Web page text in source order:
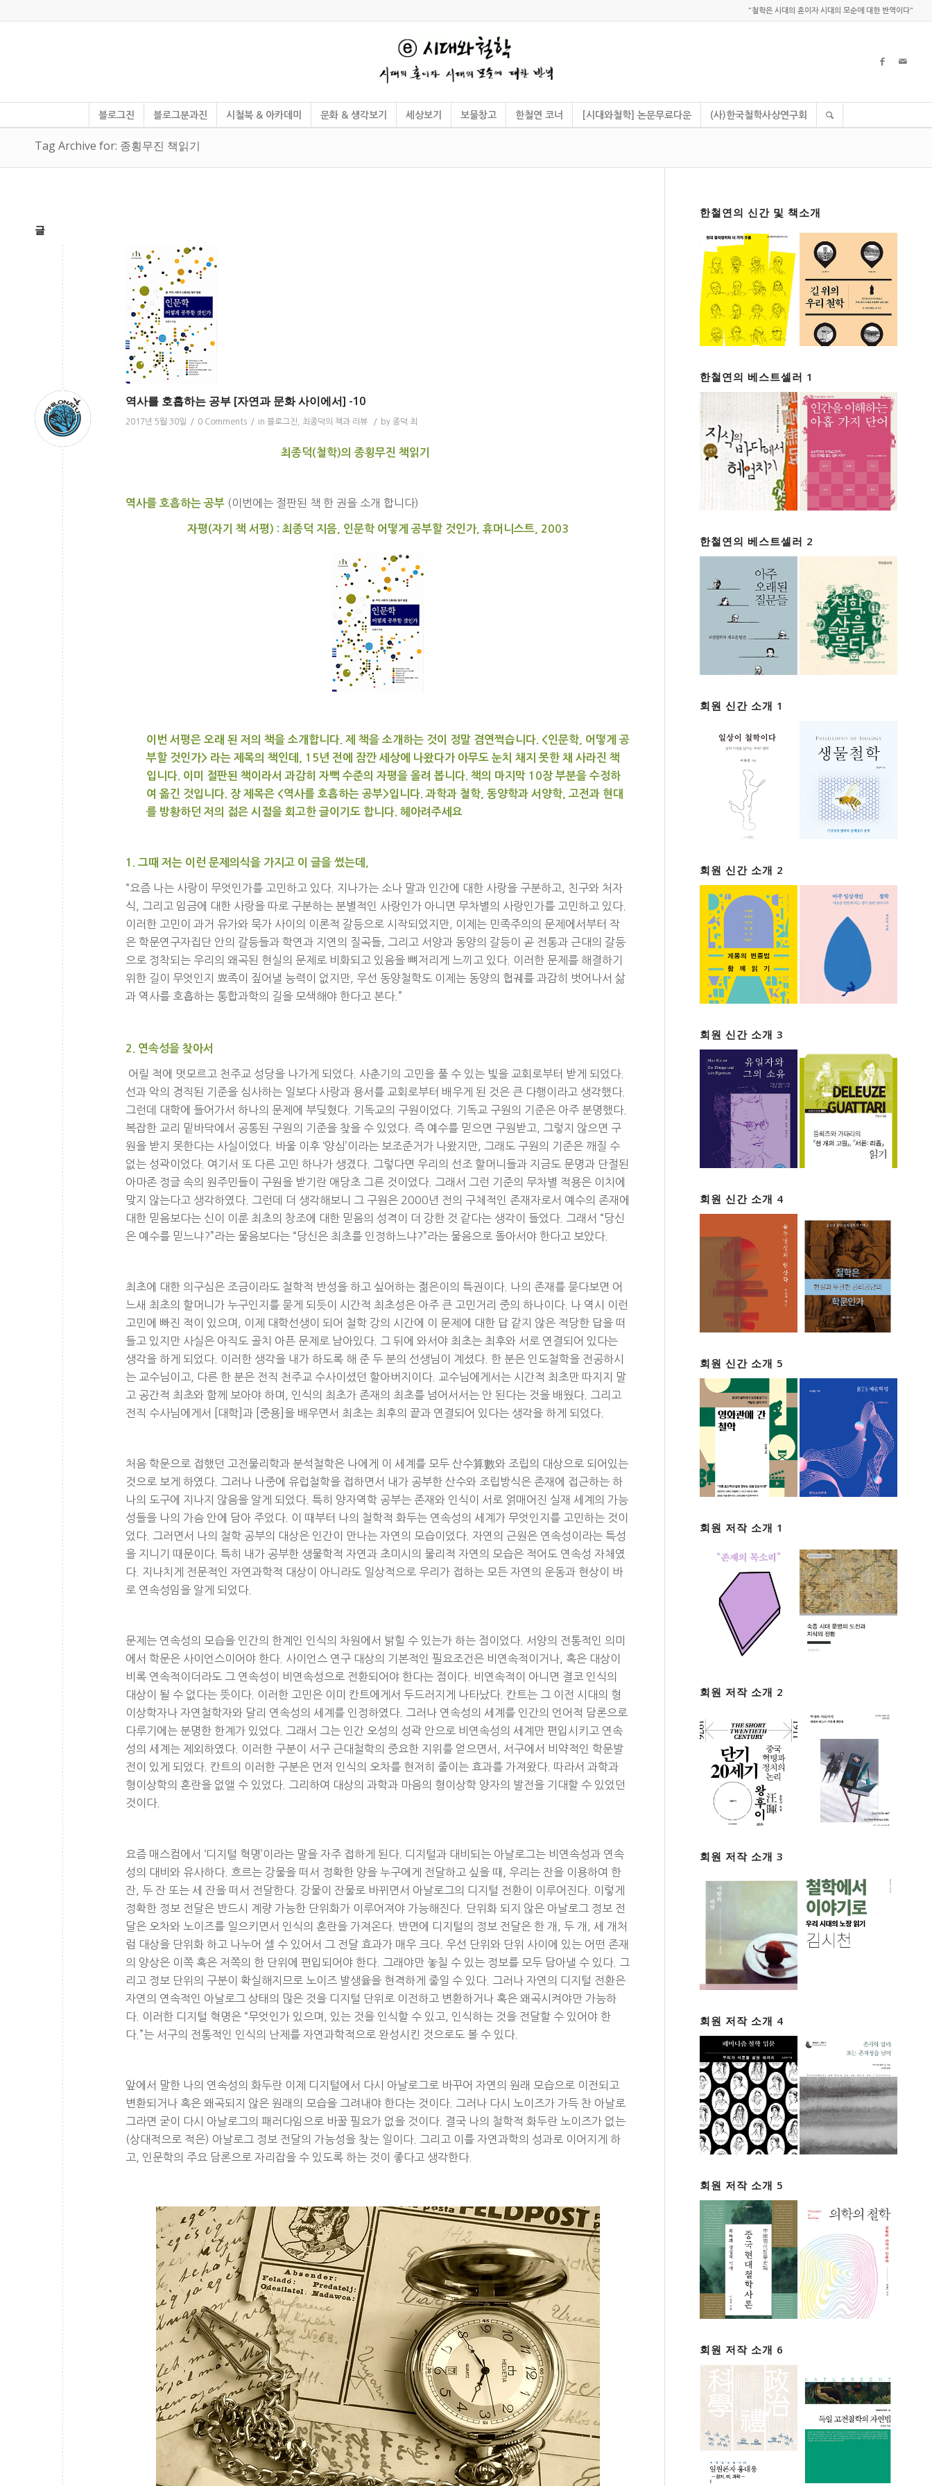
"철학은 시대의 혼이자 시대의 모순에 대한 반역이다"
블로그진 블로그분과진 시철북 & 아카데미 문화 & 생각보기 세상보기 보물창고 한철연 코너 [시대와철학] 논문무료다운 (사)한국철학사상연구회
Tag Archive for: 종횡무진 책읽기
글
역사를 호흡하는 공부 [자연과 문화 사이에서] -10
2017년 5월 30일 / 0 Comments / in 블로그진 최종덕의 책과 리뷰 / by 종덕 최
최종덕(철학)의 종횡무진 책읽기
역사를 호흡하는 공부 (이번에는 절판된 책 한 권을 소개 합니다)
자평(자기 책 서평) : 최종덕 지음, 인문학 어떻게 공부할 것인가, 휴머니스트, 2003
이번 서평은 오래 된 저의 책을 소개합니다. 제 책을 소개하는 것이 정말 겸연쩍습니다. <인문학, 어떻게 공
부할 것인가> 라는 제목의 책인데, 15년 전에 잠깐 세상에 나왔다가 아무도 눈치 채지 못한 채 사라진 책
입니다. 이미 절판된 책이라서 과감히 자뻑 수준의 자평을 올려 봅니다. 책의 마지막 10장 부분을 수정하
여 옮긴 것입니다. 장 제목은 <역사를 호흡하는 공부>입니다. 과학과 철학, 동양학과 서양학, 고전과 현대
를 방황하던 저의 젊은 시절을 회고한 글이기도 합니다. 헤아려주세요
1. 그때 저는 이런 문제의식을 가지고 이 글을 썼는데,
“요즘 나는 사랑이 무엇인가를 고민하고 있다. 지나가는 소나 말과 인간에 대한 사랑을 구분하고, 친구와 처자
식, 그리고 임금에 대한 사랑을 따로 구분하는 분별적인 사랑인가 아니면 무차별의 사랑인가를 고민하고 있다.
이러한 고민이 과거 유가와 묵가 사이의 이론적 갈등으로 시작되었지만, 이제는 민족주의의 문제에서부터 작
은 학문연구자집단 안의 갈등들과 학연과 지연의 질곡들, 그리고 서양과 동양의 갈등이 곧 전통과 근대의 갈등
으로 정착되는 우리의 왜곡된 현실의 문제로 비화되고 있음을 뼈저리게 느끼고 있다. 이러한 문제를 해결하기
위한 길이 무엇인지 뾰족이 짚어낼 능력이 없지만, 우선 동양철학도 이제는 동양의 협궤를 과감히 벗어나서 삶
과 역사를 호흡하는 통합과학의 길을 모색해야 한다고 본다.”
2. 연속성을 찾아서
어릴 적에 멋모르고 천주교 성당을 나가게 되었다. 사춘기의 고민을 풀 수 있는 빛을 교회로부터 받게 되었다.
선과 악의 경직된 기준을 심사하는 일보다 사랑과 용서를 교회로부터 배우게 된 것은 큰 다행이라고 생각했다.
그런데 대학에 들어가서 하나의 문제에 부딪혔다. 기독교의 구원이었다. 기독교 구원의 기준은 아주 분명했다.
복잡한 교리 밑바닥에서 공통된 구원의 기준을 찾을 수 있었다. 즉 예수를 믿으면 구원받고, 그렇지 않으면 구
원을 받지 못한다는 사실이었다. 바울 이후 ‘양심’이라는 보조준거가 나왔지만, 그래도 구원의 기준은 깨질 수
없는 성곽이었다. 여기서 또 다른 고민 하나가 생겼다. 그렇다면 우리의 선조 할머니들과 지금도 문명과 단절된
아마존 정글 속의 원주민들이 구원을 받기란 애당초 그른 것이었다. 그래서 그런 기준의 무차별 적용은 이치에
맞지 않는다고 생각하였다. 그런데 더 생각해보니 그 구원은 2000년 전의 구체적인 존재자로서 예수의 존재에
대한 믿음보다는 신이 이룬 최초의 창조에 대한 믿음의 성격이 더 강한 것 같다는 생각이 들었다. 그래서 “당신
은 예수를 믿느냐?”라는 물음보다는 “당신은 최초를 인정하느냐?”라는 물음으로 돌아서야 한다고 보았다.
최초에 대한 의구심은 조금이라도 철학적 반성을 하고 싶어하는 젊은이의 특권이다. 나의 존재를 묻다보면 어
느새 최초의 할머니가 누구인지를 묻게 되듯이 시간적 최초성은 아주 큰 고민거리 중의 하나이다. 나 역시 이런
고민에 빠진 적이 있으며, 이제 대학선생이 되어 철학 강의 시간에 이 문제에 대한 답 같지 않은 적당한 답을 떠
들고 있지만 사실은 아직도 골치 아픈 문제로 남아있다. 그 뒤에 와서야 최초는 최후와 서로 연결되어 있다는
생각을 하게 되었다. 이러한 생각을 내가 하도록 해 준 두 분의 선생님이 계셨다. 한 분은 인도철학을 전공하시
는 교수님이고, 다른 한 분은 전직 천주교 수사이셨던 할아버지이다. 교수님에게서는 시간적 최초만 따지지 말
고 공간적 최초와 함께 보아야 하며, 인식의 최초가 존재의 최초를 넘어서서는 안 된다는 것을 배웠다. 그리고
전직 수사님에게서 [대학]과 [중용]을 배우면서 최초는 최후의 끝과 연결되어 있다는 생각을 하게 되었다.
처음 학문으로 접했던 고전물리학과 분석철학은 나에게 이 세계를 모두 산수算數와 조립의 대상으로 되어있는
것으로 보게 하였다. 그러나 나중에 유럽철학을 접하면서 내가 공부한 산수와 조립방식은 존재에 접근하는 하
나의 도구에 지나지 않음을 알게 되었다. 특히 양자역학 공부는 존재와 인식이 서로 얽매어진 실재 세계의 가능
성들을 나의 가슴 안에 담아 주었다. 이 때부터 나의 철학적 화두는 연속성의 세계가 무엇인지를 고민하는 것이
었다. 그러면서 나의 철학 공부의 대상은 인간이 만나는 자연의 모습이었다. 자연의 근원은 연속성이라는 특성
을 지니기 때문이다. 특히 내가 공부한 생물학적 자연과 초미시의 물리적 자연의 모습은 적어도 연속성 자체였
다. 지나치게 전문적인 자연과학적 대상이 아니라도 일상적으로 우리가 접하는 모든 자연의 운동과 현상이 바
로 연속성임을 알게 되었다.
문제는 연속성의 모습을 인간의 한계인 인식의 차원에서 밝힐 수 있는가 하는 점이었다. 서양의 전통적인 의미
에서 학문은 사이언스이어야 한다. 사이언스 연구 대상의 기본적인 필요조건은 비연속적이거나, 혹은 대상이
비록 연속적이더라도 그 연속성이 비연속성으로 전환되어야 한다는 점이다. 비연속적이 아니면 결코 인식의
대상이 될 수 없다는 뜻이다. 이러한 고민은 이미 칸트에게서 두드러지게 나타났다. 칸트는 그 이전 시대의 형
이상학자나 자연철학자와 달리 연속성의 세계를 인정하였다. 그러나 연속성의 세계를 인간의 언어적 담론으로
다루기에는 분명한 한계가 있었다. 그래서 그는 인간 오성의 성곽 안으로 비연속성의 세계만 편입시키고 연속
성의 세계는 제외하였다. 이러한 구분이 서구 근대철학의 중요한 지위를 얻으면서, 서구에서 비약적인 학문발
전이 있게 되었다. 칸트의 이러한 구분은 먼저 인식의 오차를 현저히 줄이는 효과를 가져왔다. 따라서 과학과
형이상학의 혼란을 없앨 수 있었다. 그리하여 대상의 과학과 마음의 형이상학 양자의 발전을 기대할 수 있었던
것이다.
요즘 매스컴에서 ‘디지털 혁명’이라는 말을 자주 접하게 된다. 디지털과 대비되는 아날로그는 비연속성과 연속
성의 대비와 유사하다. 흐르는 강물을 떠서 정확한 양을 누구에게 전달하고 싶을 때, 우리는 잔을 이용하여 한
잔, 두 잔 또는 세 잔을 떠서 전달한다. 강물이 잔물로 바뀌면서 아날로그의 디지털 전환이 이루어진다. 이렇게
정확한 정보 전달은 반드시 계량 가능한 단위화가 이루어져야 가능해진다. 단위화 되지 않은 아날로그 정보 전
달은 오차와 노이즈를 일으키면서 인식의 혼란을 가져온다. 반면에 디지털의 정보 전달은 한 개, 두 개, 세 개처
럼 대상을 단위화 하고 나누어 셀 수 있어서 그 전달 효과가 매우 크다. 우선 단위와 단위 사이에 있는 어떤 존재
의 양상은 이쪽 혹은 저쪽의 한 단위에 편입되어야 한다. 그래야만 놓칠 수 있는 정보를 모두 담아낼 수 있다. 그
리고 정보 단위의 구분이 확실해지므로 노이즈 발생율을 현격하게 줄일 수 있다. 그러나 자연의 디지털 전환은
자연의 연속적인 아날로그 상태의 많은 것을 디지털 단위로 이전하고 변환하거나 혹은 왜곡시켜야만 가능하
다. 이러한 디지털 혁명은 “무엇인가 있으며, 있는 것을 인식할 수 있고, 인식하는 것을 전달할 수 있어야 한
다.”는 서구의 전통적인 인식의 난제를 자연과학적으로 완성시킨 것으로도 볼 수 있다.
앞에서 말한 나의 연속성의 화두란 이제 디지털에서 다시 아날로그로 바꾸어 자연의 원래 모습으로 이전되고
변환되거나 혹은 왜곡되지 않은 원래의 모습을 그려내야 한다는 것이다. 그러나 다시 노이즈가 가득 찬 아날로
그라면 굳이 다시 아날로그의 패러다임으로 바꿀 필요가 없을 것이다. 결국 나의 철학적 화두란 노이즈가 없는
(상대적으로 적은) 아날로그 정보 전달의 가능성을 찾는 일이다. 그리고 이를 자연과학의 성과로 이어지게 하
고, 인문학의 주요 담론으로 자리잡을 수 있도록 하는 것이 좋다고 생각한다.
한철연의 신간 및 책소개
한철연의 베스트셀러 1
한철연의 베스트셀러 2
회원 신간 소개 1
회원 신간 소개 2
회원 신간 소개 3
회원 신간 소개 4
회원 신간 소개 5
회원 저작 소개 1
회원 저작 소개 2
회원 저작 소개 3
회원 저작 소개 4
회원 저작 소개 5
회원 저작 소개 6